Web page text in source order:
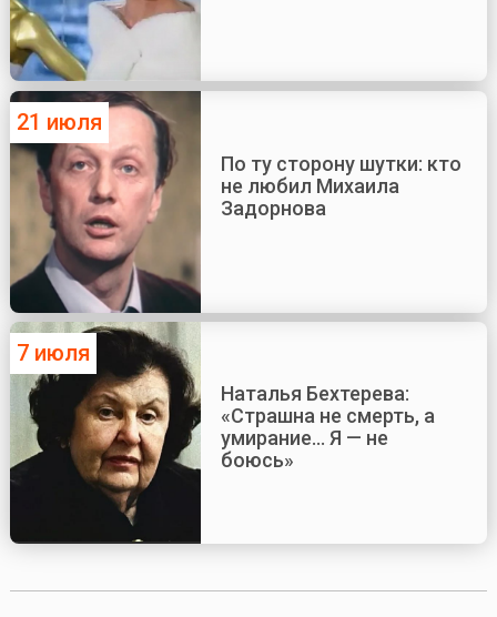
21 июля
По ту сторону шутки: кто
не любил Михаила
Задорнова
7 июля
Наталья Бехтерева:
«Страшна не смерть, а
умирание... Я — не
боюсь»